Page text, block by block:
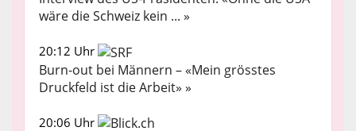
wäre die Schweiz kein ... »
20:12 Uhr
Burn-out bei Männern – «Mein grösstes
Druckfeld ist die Arbeit» »
20:06 Uhr